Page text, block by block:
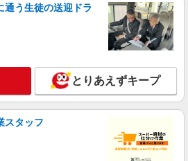
通う生徒の送迎ドラ
とりあえずキープ
スタッフ